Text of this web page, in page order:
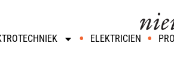
ELEKTRICIEN